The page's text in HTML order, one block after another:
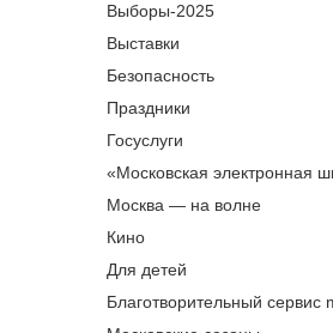
Выборы-2025
Выставки
Безопасность
Праздники
Госуслуги
«Московская электронная
Москва — на волне
Кино
Для детей
Благотворительный сервис